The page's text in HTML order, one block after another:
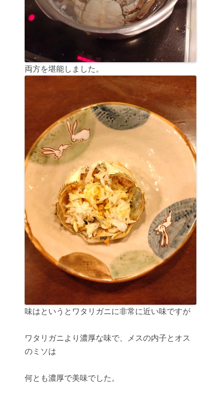
両方を堪能しました。
味はというとワタリガニに非常に近い味ですが
ワタリガニより濃厚な味で、メスの内子とオス
のミソは
何とも濃厚で美味でした。